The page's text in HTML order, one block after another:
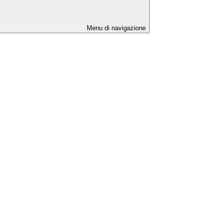
Menu di navigazione